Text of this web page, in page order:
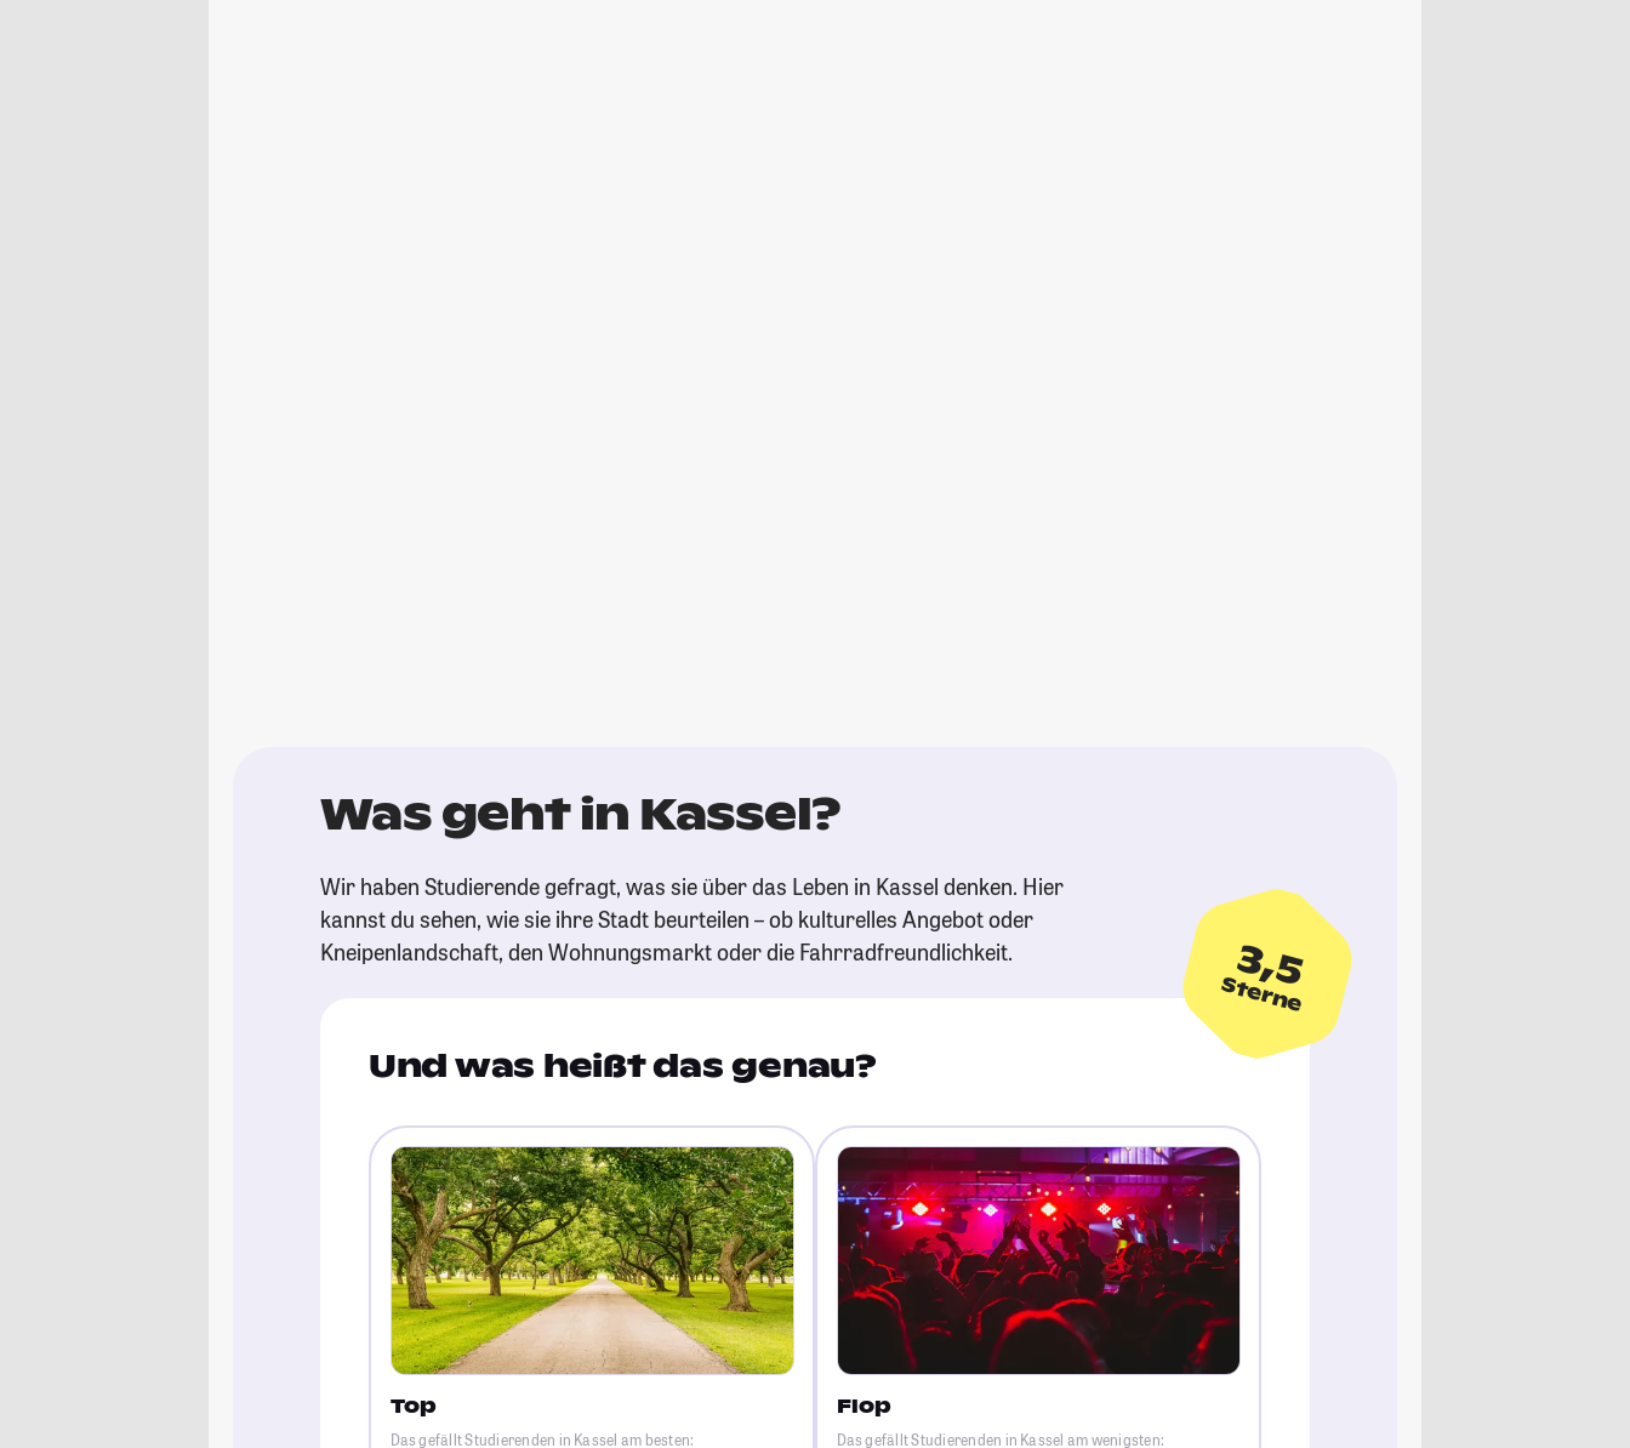
Was geht in Kassel?
Wir haben Studierende gefragt, was sie über das Leben in Kassel denken. Hier
kannst du sehen, wie sie ihre Stadt beurteilen – ob kulturelles Angebot oder
Kneipenlandschaft, den Wohnungsmarkt oder die Fahrradfreundlichkeit.
3,5
Sterne
Und was heißt das genau?
Top
Das gefällt Studierenden in Kassel am besten:
Flop
Das gefällt Studierenden in Kassel am wenigsten: